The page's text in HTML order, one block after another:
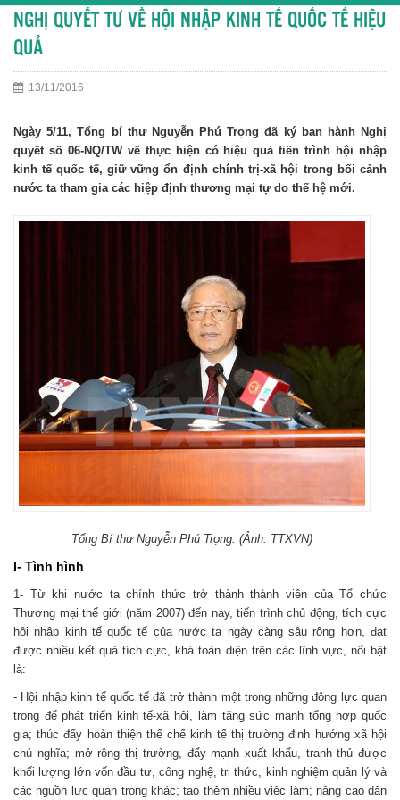
NGHỊ QUYẾT TƯ VỀ HỘI NHẬP KINH TẾ QUỐC TẾ HIỆU
QUẢ
13/11/2016
Ngày 5/11, Tổng bí thư Nguyễn Phú Trọng đã ký ban hành Nghị
quyết số 06-NQ/TW về thực hiện có hiệu quả tiến trình hội nhập
kinh tế quốc tế, giữ vững ổn định chính trị-xã hội trong bối cảnh
nước ta tham gia các hiệp định thương mại tự do thế hệ mới.
Tổng Bí thư Nguyễn Phú Trọng. (Ảnh: TTXVN)
I- Tình hình
1- Từ khi nước ta chính thức trở thành thành viên của Tổ chức
Thương mại thế giới (năm 2007) đến nay, tiến trình chủ động, tích cực
hội nhập kinh tế quốc tế của nước ta ngày càng sâu rộng hơn, đạt
được nhiều kết quả tích cực, khá toàn diện trên các lĩnh vực, nổi bật
là:
- Hội nhập kinh tế quốc tế đã trở thành một trong những động lực quan
trọng để phát triển kinh tế-xã hội, làm tăng sức mạnh tổng hợp quốc
gia; thúc đẩy hoàn thiện thể chế kinh tế thị trường định hướng xã hội
chủ nghĩa; mở rộng thị trường, đẩy mạnh xuất khẩu, tranh thủ được
khối lượng lớn vốn đầu tư, công nghệ, tri thức, kinh nghiệm quản lý và
các nguồn lực quan trọng khác; tạo thêm nhiều việc làm; nâng cao dân